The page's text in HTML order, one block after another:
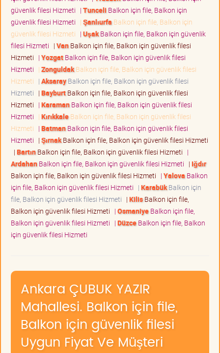
güvenlik filesi Hizmeti | Tunceli Balkon için file, Balkon için
güvenlik filesi Hizmeti | Şanlıurfa Balkon için file, Balkon için
güvenlik filesi Hizmeti | UşakBalkon için file, Balkon için güvenlik
filesi Hizmeti | VanBalkon için file, Balkon için güvenlik filesi
Hizmeti | YozgatBalkon için file, Balkon için güvenlik filesi
Hizmeti | ZonguldakBalkon için file, Balkon için güvenlik filesi
Hizmeti | AksarayBalkon için file, Balkon için güvenlik filesi
Hizmeti | BayburtBalkon için file, Balkon için güvenlik filesi
Hizmeti | KaramanBalkon için file, Balkon için güvenlik filesi
Hizmeti | KırıkkaleBalkon için file, Balkon için güvenlik filesi
Hizmeti | BatmanBalkon için file, Balkon için güvenlik filesi
Hizmeti | ŞırnakBalkon için file, Balkon için güvenlik filesi Hizmeti
| BartınBalkon için file, Balkon için güvenlik filesi Hizmeti |
ArdahanBalkon için file, Balkon için güvenlik filesi Hizmeti | Iğdır
Balkon için file, Balkon için güvenlik filesi Hizmeti | Yalova Balkon
için file, Balkon için güvenlik filesi Hizmeti | KarabükBalkon için
file, Balkon için güvenlik filesi Hizmeti | KilisBalkon için file,
Balkon için güvenlik filesi Hizmeti | OsmaniyeBalkon için file,
Balkon için güvenlik filesi Hizmeti | DüzceBalkon için file, Balkon
için güvenlik filesi Hizmeti
Ankara ÇUBUK YAZIR
Mahallesi. Balkon için file,
Balkon için güvenlik filesi
Uygun Fiyat Ve Müşteri